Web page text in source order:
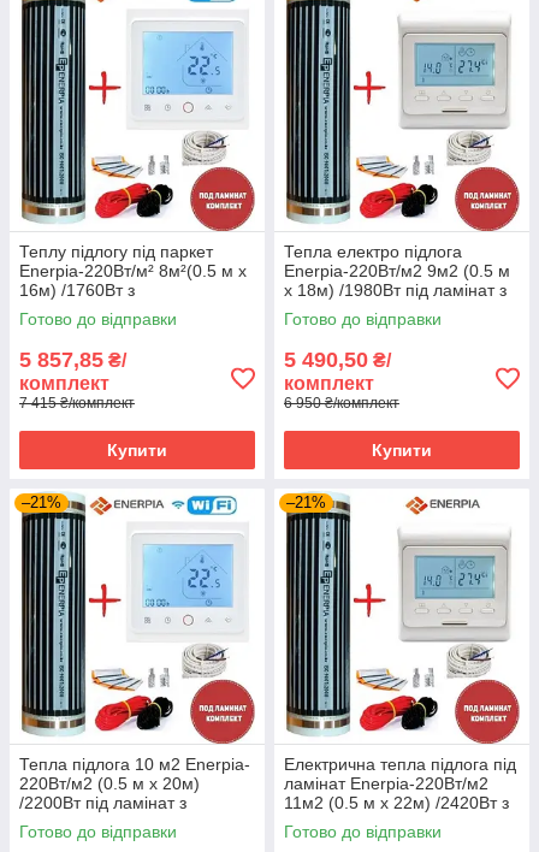
Теплу підлогу під паркет
Enerpia-220Вт/м² 8м²(0.5 м х
16м) /1760Вт з
терморегулятором TWE02
Wi-Fi
Готово до відправки
5 857,85 ₴/
комплект
7 415 ₴/комплект
Купити
Тепла електро підлога
Enerpia-220Вт/м2 9м2 (0.5 м
х 18м) /1980Вт під ламінат з
терморегулятором E 51
Готово до відправки
5 490,50 ₴/
комплект
6 950 ₴/комплект
Купити
–21%
Тепла підлога 10 м2 Enerpia-
220Вт/м2 (0.5 м х 20м)
/2200Вт під ламінат з
терморегулятором TWE02
Wi-Fi
Готово до відправки
–21%
Електрична тепла підлога під
ламінат Enerpia-220Вт/м2
11м2 (0.5 м х 22м) /2420Вт з
терморегулятором E 51
Готово до відправки